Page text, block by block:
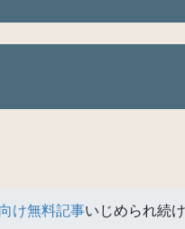
け無料記事いじめられ続